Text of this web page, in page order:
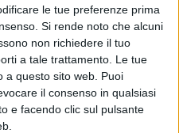
le tue preferenze prima
Si rende noto che alcuni
non richiedere il tuo
a tale trattamento. Le tue
a questo sito web. Puoi
il consenso in qualsiasi
e facendo clic sul pulsante
in Italia o che si accingono
volta in prima linea nel
dei Cavalieri di Malta, il
di Moldova e il
Roberto Maggialetti